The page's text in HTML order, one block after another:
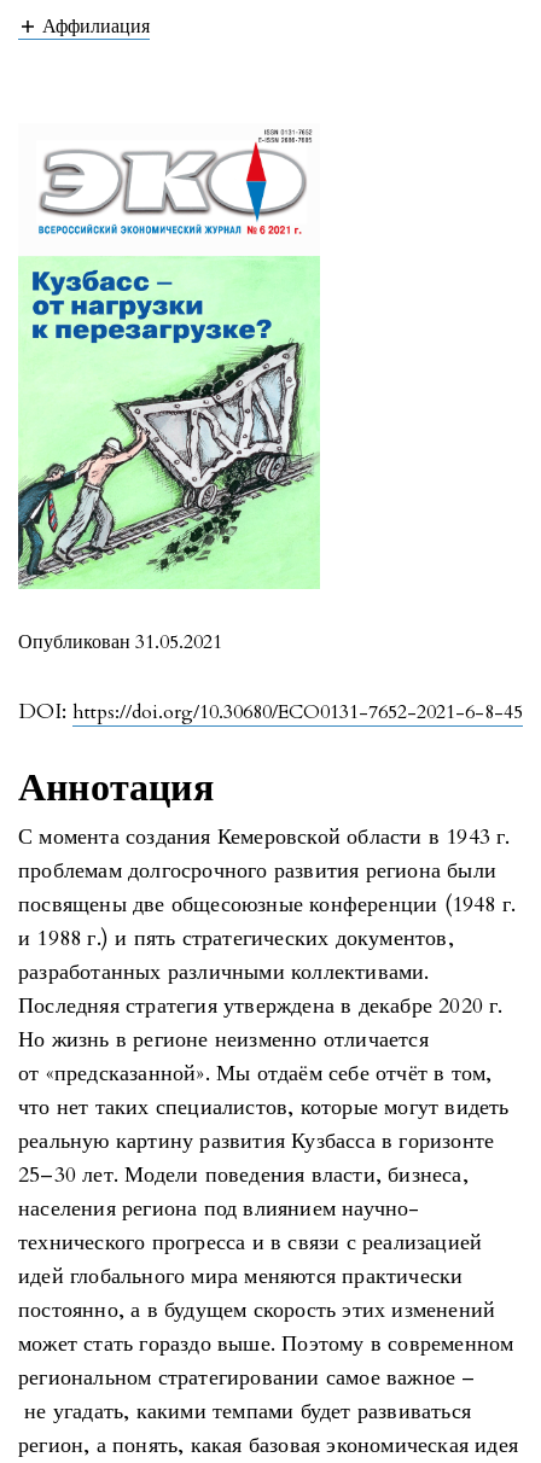
Аффилиация
DOI: https://doi.org/10.30680/ECO0131-7652-2021-6-8-45
Опубликован 31.05.2021
Аннотация
С момента создания Кемеровской области в 1943 г.
проблемам долгосрочного развития региона были
посвящены две общесоюзные конференции (1948 г.
и 1988 г.) и пять стратегических документов,
разработанных различными коллективами.
Последняя стратегия утверждена в декабре 2020 г.
Но жизнь в регионе неизменно отличается
от «предсказанной». Мы отдаём себе отчёт в том,
что нет таких специалистов, которые могут видеть
реальную картину развития Кузбасса в горизонте
25–30 лет. Модели поведения власти, бизнеса,
населения региона под влиянием научно-
технического прогресса и в связи с реализацией
идей глобального мира меняются практически
постоянно, а в будущем скорость этих изменений
может стать гораздо выше. Поэтому в современном
региональном стратегировании самое важное –
не угадать, какими темпами будет развиваться
регион, а понять, какая базовая экономическая идея